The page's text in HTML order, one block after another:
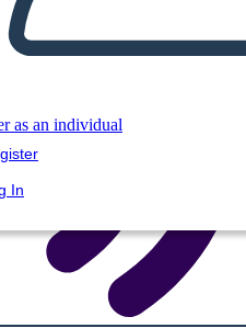
as an individual
In